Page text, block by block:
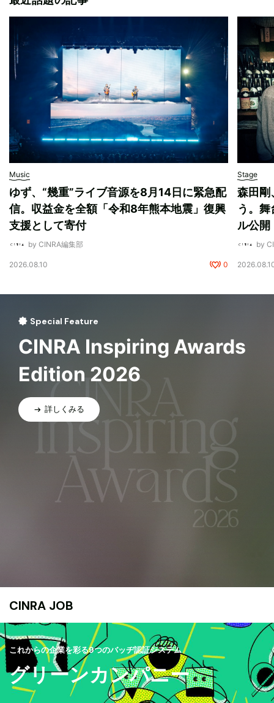
Music
ゆず、“幾重”ライブ音源を8月14日に緊急配
信。収益金を全額「令和8年熊本地震」復興
支援として寄付
by CINRA編集部
2026.08.10 0
Stage
森田剛
う。
ル公開
by
Special Feature
CINRA Inspiring Awards
Edition 2026
詳しくみる
CINRA JOB
これからの企業を彩る9つのバッヂ認証システム
グリーンカンパニー